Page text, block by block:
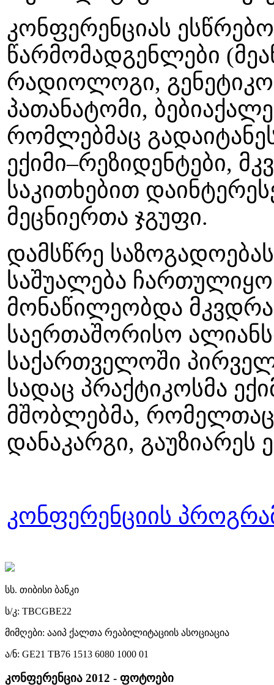
კონფერენციას
წარმომადგენლები
რადიოლოგი,
პათანატომი,
რომლებმაც
ექიმი–რეზიდენტები,
საკითხებით
მეცნიერთა ჯგუფი.
დამსწრე
საშუალება ჩართულიყო
მონაწილეობდა
საერთაშორისო
საქართველოში
სადაც პრაქტიკოსმა
მშობლებმა, რომელთაც
დანაკარგი,
კონფერენციის
სს. თიბისი ბანკი
ს/კ: TBCGBE22
მიმღები: ააიპ ქალთა რეაბილიტაციის ასოციაცია
ა/ნ: GE21 TB76 1513 6080 1000 01
კონფერენცია 2012 - ფოტოები